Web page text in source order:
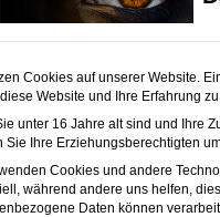
Cookies auf unserer Website.
Website und Ihre Erfahrung zu
unter 16 Jahre alt sind und Ihre
Sie Ihre Erziehungsberechtigten
Cookies und andere
während andere uns helfen,
Daten können